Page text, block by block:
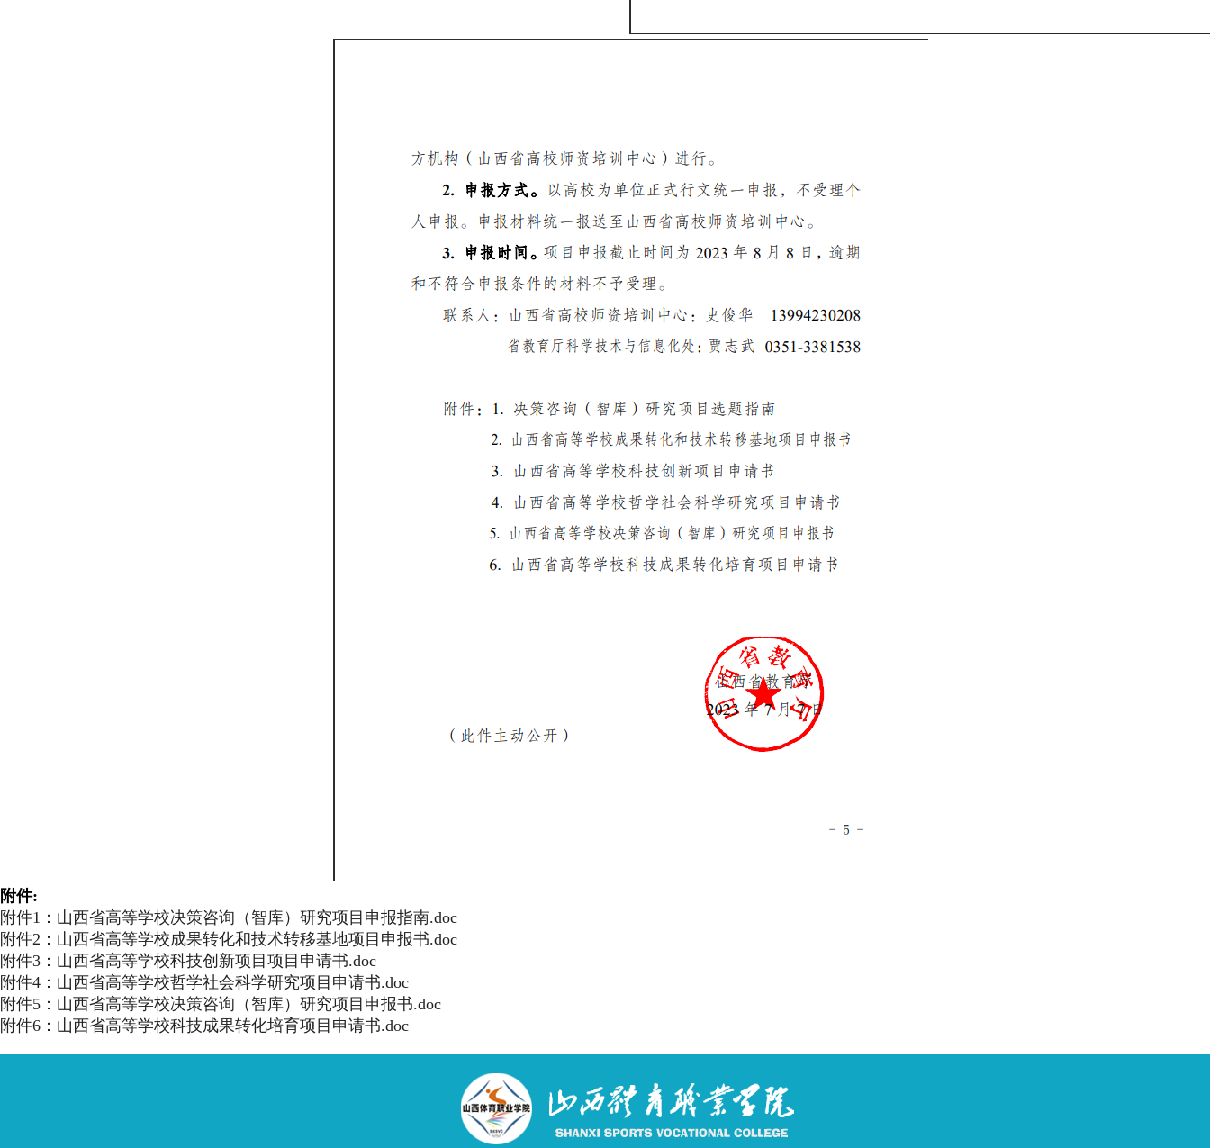
附件:
附件1：山西省高等学校决策咨询（智库）研究项目申报指南.doc
附件2：山西省高等学校成果转化和技术转移基地项目申报书.doc
附件3：山西省高等学校科技创新项目项目申请书.doc
附件4：山西省高等学校哲学社会科学研究项目申请书.doc
附件5：山西省高等学校决策咨询（智库）研究项目申报书.doc
附件6：山西省高等学校科技成果转化培育项目申请书.doc